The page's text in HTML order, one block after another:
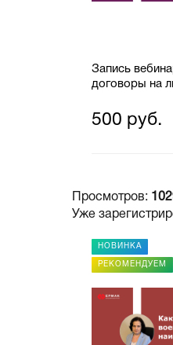
Запись
договоры на
500 руб.
Просмотров:
Уже
НОВИНКА
РЕКОМЕНДУЕМ